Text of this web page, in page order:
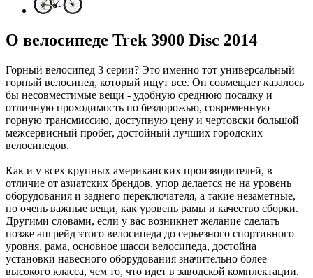
О велосипеде Trek 3900 Disc 2014
Горный велосипед 3 серии? Это именно тот универсальный
горный велосипед, который ищут все. Он совмещает казалось
бы несовместимые вещи - удобную среднюю посадку и
отличную проходимость по бездорожью, современную
горную трансмиссию, доступную цену и чертовски большой
межсервисный пробег, достойный лучших городских
велосипедов.
Как и у всех крупных американских производителей, в
отличие от азиатских брендов, упор делается не на уровень
оборудования и заднего переключателя, а такие незаметные,
но очень важные вещи, как уровень рамы и качество сборки.
Другими словами, если у вас возникнет желание сделать
позже апгрейд этого велосипеда до серьезного спортивного
уровня, рама, основное шасси велосипеда, достойна
установки навесного оборудования значительно более
высокого класса, чем то, что идет в заводской комплектации.